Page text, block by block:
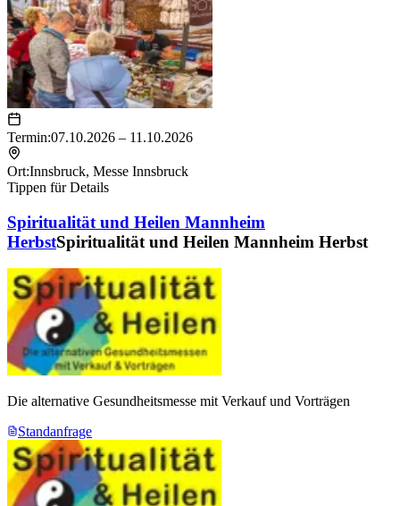
Termin:07.10.2026 – 11.10.2026
Ort:Innsbruck, Messe Innsbruck
Tippen für Details
Spiritualität und Heilen Mannheim
HerbstSpiritualität und Heilen Mannheim Herbst
Die alternative Gesundheitsmesse mit Verkauf und Vorträgen
Standanfrage